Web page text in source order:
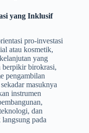
yang Inklusif
pro-investasi
atau kosmetik,
yang
berpikir birokrasi,
pengambilan
masuknya
instrumen
dan
pada